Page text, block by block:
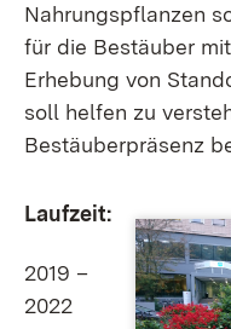
Nahrungspflanzen
für die Bestäuber
Erhebung von
soll helfen zu
Bestäuberpräsenz
Laufzeit:
2019 –
2022